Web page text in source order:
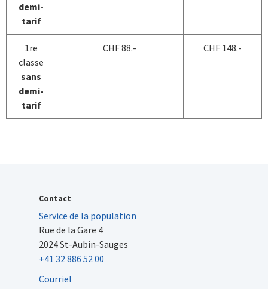
demi-
tarif
1re
classe
sans
demi-
tarif
CHF 88.- CHF 148.-
Contact
Service de la population
Rue de la Gare 4
2024 St-Aubin-Sauges
+41 32 886 52 00
Courriel